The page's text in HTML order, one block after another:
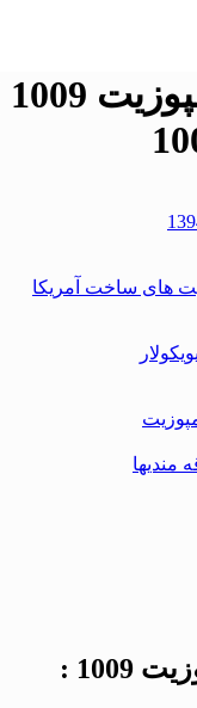
های ساخت آمریکا
مندیها
1009 :